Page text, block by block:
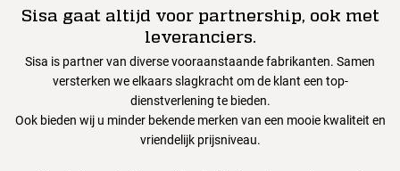
Sisa gaat altijd voor partnership, ook met
leveranciers.
Sisa is partner van diverse vooraanstaande fabrikanten. Samen
versterken we elkaars slagkracht om de klant een top-
dienstverlening te bieden.
Ook bieden wij u minder bekende merken van een mooie kwaliteit en
vriendelijk prijsniveau.